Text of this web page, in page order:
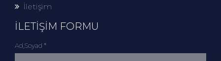
İletişim
İLETİŞİM FORMU
Ad,Soyad *